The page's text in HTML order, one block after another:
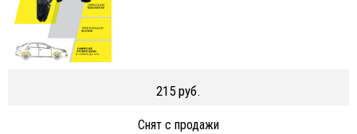
215 руб.
Снят с продажи